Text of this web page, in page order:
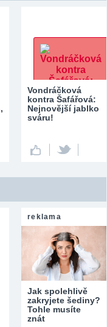
Vondráčková
kontra Šafářová:
Nejnovější jablko
sváru!
reklama
Jak spolehlivě
zakryjete šediny?
Tohle musíte
znát